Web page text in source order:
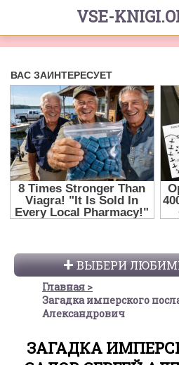
VSE-
ВЫБЕРИ
Главная
Загадка имперского
Александрович
ЗАГАДКА